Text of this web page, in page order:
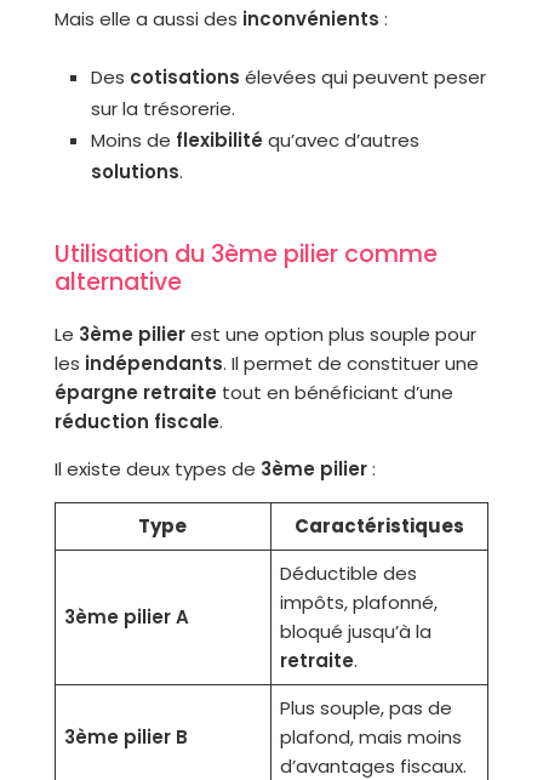
Mais elle a aussi des inconvénients :
Des cotisations élevées qui peuvent peser
sur la trésorerie.
Moins de flexibilité qu’avec d’autres
solutions.
Utilisation du 3ème pilier comme
alternative
Le 3ème pilierest une option plus souple pour
les indépendants. Il permet de constituer une
épargne retraite tout en bénéficiant d’une
réduction fiscale.
Il existe deux types de 3ème pilier:
Type Caractéristiques
3ème pilier A
Déductible des
impôts, plafonné,
bloqué jusqu’à la
retraite.
3ème pilier B
Plus souple, pas de
plafond, mais moins
d’avantages fiscaux.